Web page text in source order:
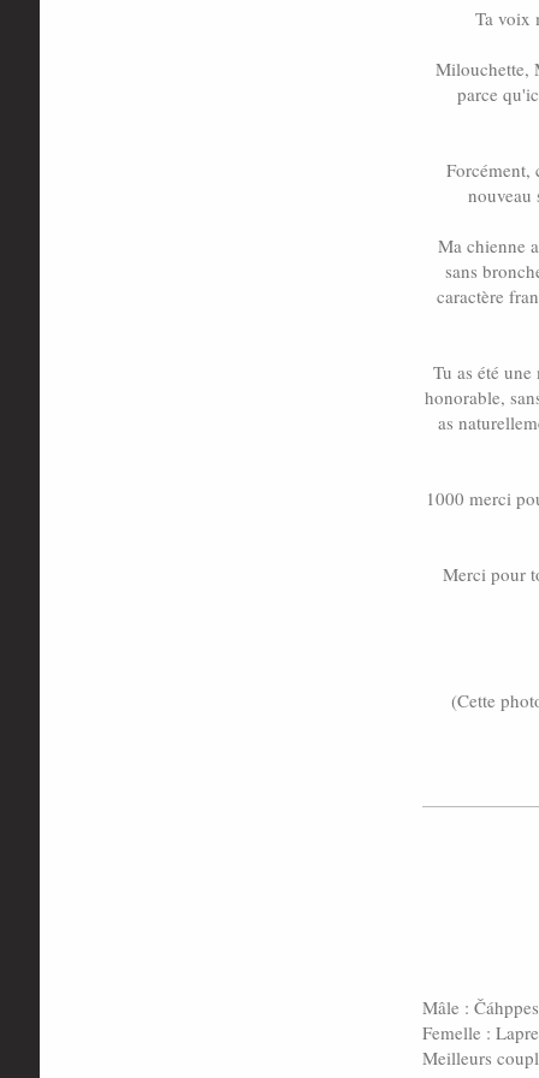
Ta voix
Milouchette,
parce
Forcément,
nouveau
Ma chienne
sans
caractère
Tu as été
honorable,
as
1000 merci
Merci pour
(Cette
Mâle :
Femelle :
Meilleurs